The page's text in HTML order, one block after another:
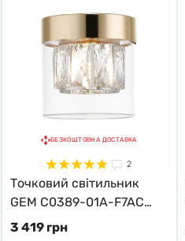
БЕЗКОШТОВНА ДОСТАВКА
2
Точковий світильник
GEM C0389-01A-F7AC
Zuma Line
3 419 грн